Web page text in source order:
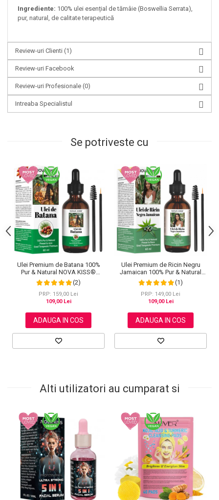
Ingrediente: 100% ulei esențial de tămâie (Boswellia Serrata),
pur, natural, de calitate terapeutică
Review-uri Clienti (1)
Review-uri Facebook
Review-uri Profesionale (0)
Intreaba Specialistul
Se potriveste cu
Ulei Premium de Batana 100%
Pur & Natural NOVA KISS®
pentru Cresterea Parului, Tratarea
Scalpului si Ingrijirea Pielii, 60 ml
(2)
PRP: 159,00 Lei
109,00 Lei
ADAUGA IN COS
Ulei Premium de Ricin Negru
Jamaican 100% Pur & Natural
NOVA KISS® pentru cresterea
parului, ingrijirea scalpului, pielii,
genelor si sprancenelor, 60 ml
(1)
PRP: 149,00 Lei
109,00 Lei
ADAUGA IN COS
Alti utilizatori au cumparat si